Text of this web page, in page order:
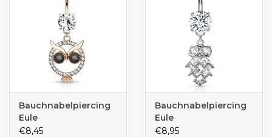
Bauchnabelpiercing
Eule
€8,45
Bauchnabelpiercing
Eule
€8,95